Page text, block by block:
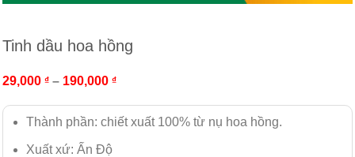
Tinh dầu hoa hồng
29,000 ₫ – 190,000 ₫
Thành phần: chiết xuất 100% từ nụ hoa hồng.
Xuất xứ: Ấn Độ